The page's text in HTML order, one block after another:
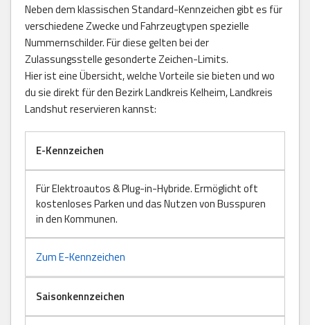
Neben dem klassischen Standard-Kennzeichen gibt es für
verschiedene Zwecke und Fahrzeugtypen spezielle
Nummernschilder. Für diese gelten bei der
Zulassungsstelle gesonderte Zeichen-Limits.
Hier ist eine Übersicht, welche Vorteile sie bieten und wo
du sie direkt für den Bezirk Landkreis Kelheim, Landkreis
Landshut reservieren kannst:
E-Kennzeichen
Für Elektroautos & Plug-in-Hybride. Ermöglicht oft
kostenloses Parken und das Nutzen von Busspuren
in den Kommunen.
Zum E-Kennzeichen
Saisonkennzeichen